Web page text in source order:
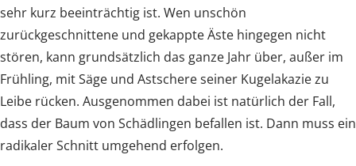
sehr kurz beeinträchtig ist. Wen unschön
zurückgeschnittene und gekappte Äste hingegen nicht
stören, kann grundsätzlich das ganze Jahr über, außer im
Frühling, mit Säge und Astschere seiner Kugelakazie zu
Leibe rücken. Ausgenommen dabei ist natürlich der Fall,
dass der Baum von Schädlingen befallen ist. Dann muss ein
radikaler Schnitt umgehend erfolgen.